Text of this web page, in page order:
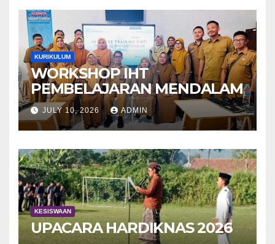
KURIKULUM
WORKSHOP IHT
PEMBELAJARAN MENDALAM
JULY 10, 2026 ADMIN
KESISWAAN
UPACARA HARDIKNAS 2026